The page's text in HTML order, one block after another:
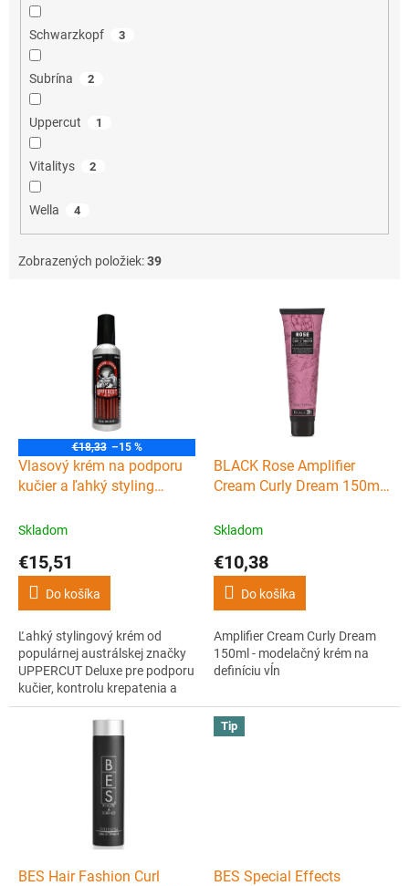
Schwarzkopf 3
Subrína 2
Uppercut 1
Vitalitys 2
Wella 4
Zobrazených položiek:39
€18,33 –15 %
Vlasový krém na podporu
kučier a ľahký styling
cream 120 ml
Skladom
€15,51
Do košíka
Ľahký stylingový krém od
populárnej austrálskej značky
UPPERCUT Deluxe pre podporu
kučier, kontrolu krepatenia a
prirodzený vzhľad. Na barbery
aj domáce použitie. Vhodný pre
rovné, ale predovšetkým vlnité
a kučeravé vlasy.
BLACK Rose Amplifier
Cream Curly Dream 150ml -
definíciu vĺn
Skladom
€10,38
Do košíka
Amplifier Cream Curly Dream
150ml - modelačný krém na
definíciu vĺn
BES Hair Fashion Curl
Tip
BES Special Effects